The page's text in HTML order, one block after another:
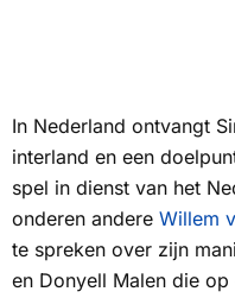
In Nederland ontvangt
interland en een
spel in dienst van het
onderen andere Willem
te spreken over zijn
en Donyell Malen die